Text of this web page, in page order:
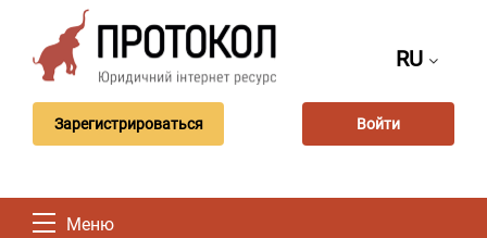
RU
Зарегистрироваться Войти
Меню